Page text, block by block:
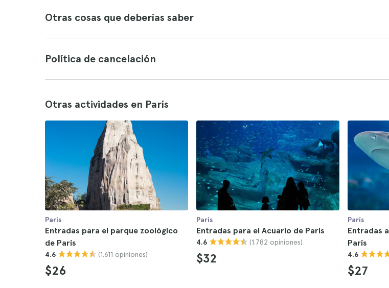
Otras cosas que deberías saber
Política de cancelación
Otras actividades en París
París
Entradas para el parque zoológico
de París
4.6 (1.611 opiniones)
$26
París
Entradas para el Acuario de Paris
4.6 (1.782 opiniones)
$32
París
Entradas
París
4.6
$27